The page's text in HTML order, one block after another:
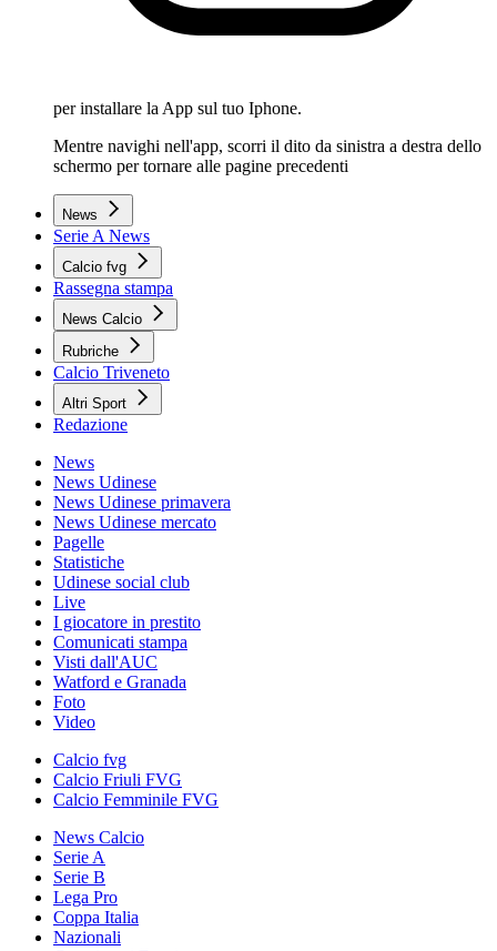
per installare la App sul tuo Iphone.
Mentre navighi nell'app, scorri il dito da sinistra a destra dello
schermo per tornare alle pagine precedenti
News
Serie A News
Calcio fvg
Rassegna stampa
News Calcio
Rubriche
Calcio Triveneto
Altri Sport
Redazione
News
News Udinese
News Udinese primavera
News Udinese mercato
Pagelle
Statistiche
Udinese social club
Live
I giocatore in prestito
Comunicati stampa
Visti dall'AUC
Watford e Granada
Foto
Video
Calcio fvg
Calcio Friuli FVG
Calcio Femminile FVG
News Calcio
Serie A
Serie B
Lega Pro
Coppa Italia
Nazionali